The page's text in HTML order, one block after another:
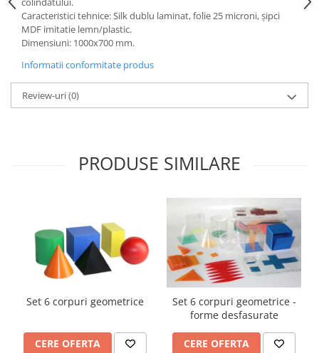
Accesorii
Panouri Afisare
Table magnetice din sticla
Caracteristici tehnice: Silk dublu laminat, folie 25 microni, şipci
MDF imitatie lemn/plastic.
Dimensiuni: 1000x700 mm.
Informatii conformitate produs
Review-uri(0)
PRODUSE SIMILARE
Set 6 corpuri geometrice
CERE OFERTA
Set 6 corpuri geometrice -
forme desfasurate
CERE OFERTA